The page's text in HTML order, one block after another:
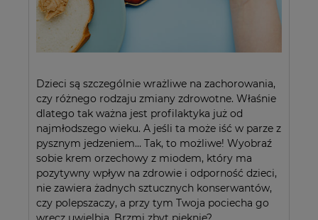
Dzieci są szczególnie wrażliwe na zachorowania,
czy różnego rodzaju zmiany zdrowotne. Właśnie
dlatego tak ważna jest profilaktyka już od
najmłodszego wieku. A jeśli ta może iść w parze z
pysznym jedzeniem… Tak, to możliwe! Wyobraź
sobie krem orzechowy z miodem, który ma
pozytywny wpływ na zdrowie i odporność dzieci,
nie zawiera żadnych sztucznych konserwantów,
czy polepszaczy, a przy tym Twoja pociecha go